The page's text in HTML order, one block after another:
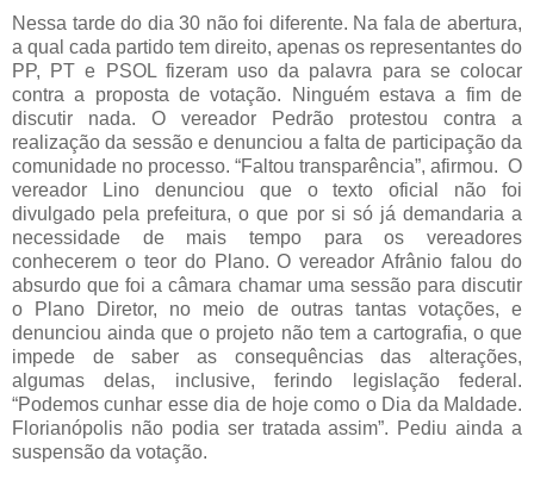
Nessa tarde do dia 30 não foi diferente. Na fala de abertura,
a qual cada partido tem direito, apenas os representantes do
PP, PT e PSOL fizeram uso da palavra para se colocar
contra a proposta de votação. Ninguém estava a fim de
discutir nada. O vereador Pedrão protestou contra a
realização da sessão e denunciou a falta de participação da
comunidade no processo. “Faltou transparência”, afirmou. O
vereador Lino denunciou que o texto oficial não foi
divulgado pela prefeitura, o que por si só já demandaria a
necessidade de mais tempo para os vereadores
conhecerem o teor do Plano. O vereador Afrânio falou do
absurdo que foi a câmara chamar uma sessão para discutir
o Plano Diretor, no meio de outras tantas votações, e
denunciou ainda que o projeto não tem a cartografia, o que
impede de saber as consequências das alterações,
algumas delas, inclusive, ferindo legislação federal.
“Podemos cunhar esse dia de hoje como o Dia da Maldade.
Florianópolis não podia ser tratada assim”. Pediu ainda a
suspensão da votação.